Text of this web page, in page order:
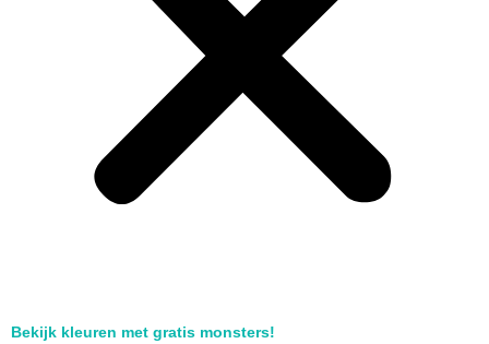
Bekijk kleuren met gratis monsters!